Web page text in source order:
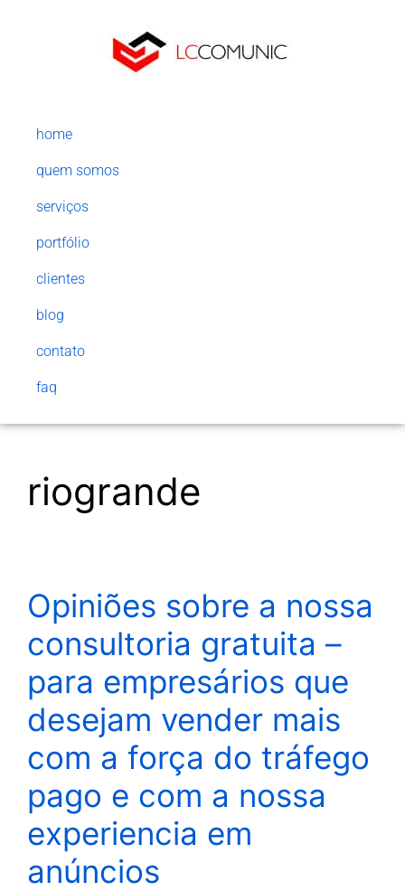
home
quem somos
serviços
portfólio
clientes
blog
contato
faq
riogrande
Opiniões sobre a nossa
consultoria gratuita –
para empresários que
desejam vender mais
com a força do tráfego
pago e com a nossa
experiencia em
anúncios